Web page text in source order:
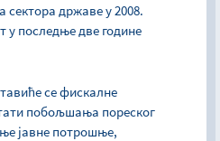
сектора државе у 2008.
у последње две године
се фискалне
побољшања пореског
јавне потрошње,